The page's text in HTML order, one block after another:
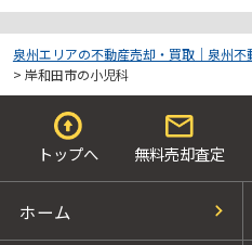
泉州エリアの不動産売却・買取｜泉州不
> 岸和田市の小児科
トップへ 無料売却査定
ホーム